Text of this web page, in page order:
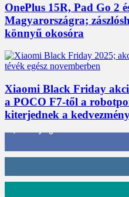
OnePlus 15R, Pad Go 2
Magyarországra;
könnyű okosóra
Xiaomi Black Friday
a POCO F7-től a
kiterjednek a
412 Követő
59 Követő